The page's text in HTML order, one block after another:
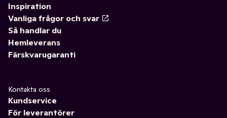
Inspiration
Vanliga frågor och svar
Så handlar du
Hemleverans
Färskvarugaranti
Kontakta oss
Kundservice
För leverantörer